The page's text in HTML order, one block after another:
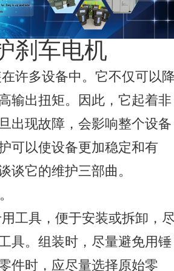
刹车电机
许多设备中。它不仅可以
输出扭矩。因此，它起着非
出现故障，会影响整个设备
可以使设备更加稳定和有
谈它的维护三部曲。
工具，便于安装或拆卸，
具。组装时，尽量避免用锤
件时，应尽量选择原始零